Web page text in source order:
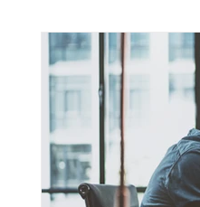
Gestión Legal
Profesionalización